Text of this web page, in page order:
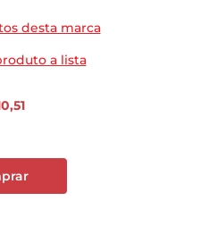
desta marca
a lista
,51